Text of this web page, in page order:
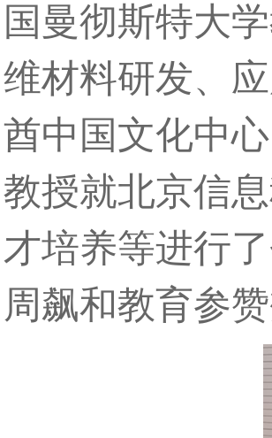
国曼彻斯特大
维材料研发、
酋中国文化中
教授就北京信
才培养等进行
周飙和教育参